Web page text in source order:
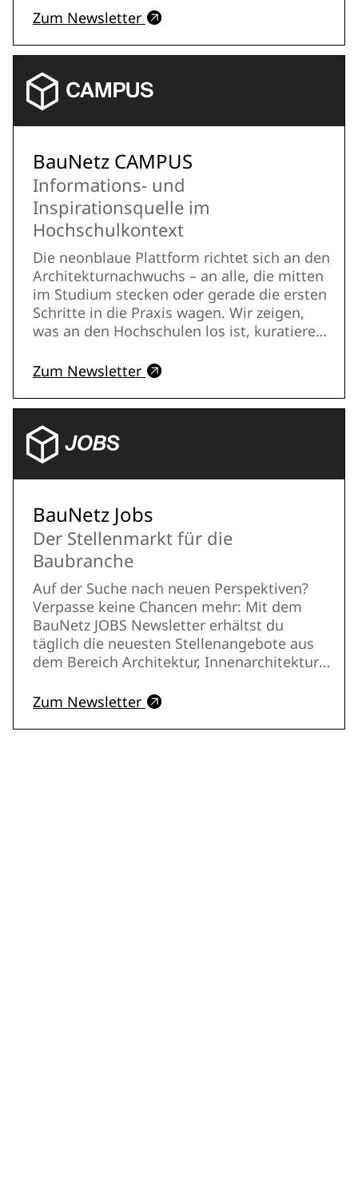
funktionaler machen – vom Wohnraum
Licht. Drei Newsletter richten sich jede
Woche an alle, die sich mit anspruchsvoller
Gestaltung von Raum befassen
Zum Newsletter
BauNetz CAMPUS
Informations- und
Inspirationsquelle im
Hochschulkontext
Die neonblaue Plattform richtet sich an den
Architekturnachwuchs – an alle, die mitten
im Studium stecken oder gerade die ersten
Schritte in die Praxis wagen. Wir zeigen,
was an den Hochschulen los ist, kuratieren
Sichtbarkeit für das, was der Nachwuchs
hinaus hat CAMPUS einen eigenen Award
und eine Podcast-Reihe. Zwei wöchentliche
Newsletter informieren entweder breit oder
vertiefen sich in einen thematischen
Schwerpunkt.
Zum Newsletter
BauNetz Jobs
Der Stellenmarkt für die
Baubranche
Auf der Suche nach neuen Perspektiven?
Verpasse keine Chancen mehr: Mit dem
BauNetz JOBS Newsletter erhältst du
täglich die neuesten Stellenangebote aus
dem Bereich Architektur, Innenarchitektur
Zum Newsletter